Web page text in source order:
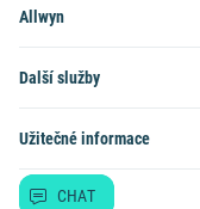
Allwyn
Další služby
Užitečné informace
CHAT